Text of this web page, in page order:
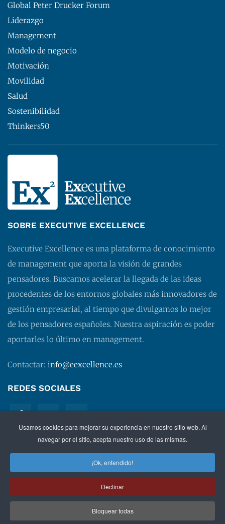
Usamos cookies para mejorar su experiencia en nuestro sitio web. Al
navegar por el sitio, acepta nuestro uso de las mismas.
¡Ok, entendido!
Declinar
Bloquear todas
Global Peter Drucker Forum
Liderazgo
Management
Modelo de negocio
Motivación
Movilidad
Salud
Sostenibilidad
Thinkers50
SOBRE EXECUTIVE EXCELLENCE
Executive Excellence es una plataforma de conocimiento
de management que aporta la visión de grandes
pensadores. Buscamos acelerar la llegada de las ideas
procedentes de los entornos globales más innovadores de
gestión empresarial, al tiempo que divulgamos lo mejor
de los pensadores españoles. Nuestra aspiración es poder
aportarles lo último en management.
Contactar: info@eexcellence.es
REDES SOCIALES
©2026 EXECUTIVE EXCELLENCE.Managementpara
Política de privacidad|Aviso legal